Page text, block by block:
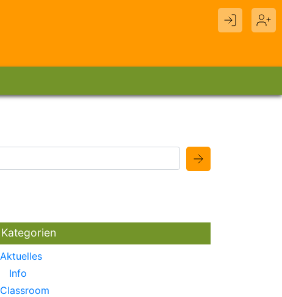
Kategorien
Aktuelles
Info
Classroom